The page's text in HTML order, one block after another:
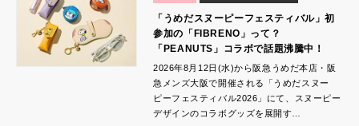
「うめだスヌーピーフェスティバル」初
参加の「FIBRENO」って？
「PEANUTS」コラボで話題沸騰中！
2026年8月12日(水)から阪急うめだ本店・阪
急メンズ大阪で開催される「うめだスヌー
ピーフェスティバル2026」にて、スヌーピー
デザインのコラボグッズを展開す…